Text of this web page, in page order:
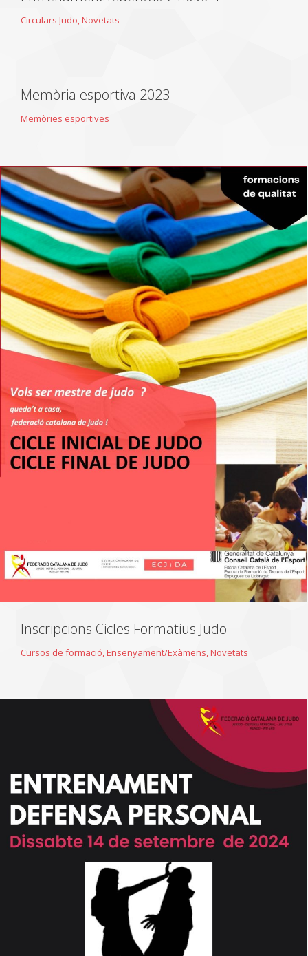
Circulars Judo,Novetats
Memòria esportiva 2023
Memòries esportives
Inscripcions Cicles Formatius Judo
Cursos de formació,Ensenyament/Exàmens,Novetats